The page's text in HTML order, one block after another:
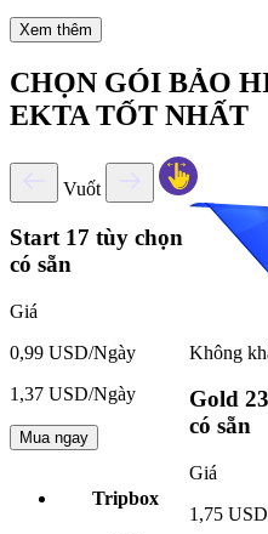
Xem thêm
CHỌN GÓI BẢO
EKTA TỐT NHẤT
Vuốt
Start 17 tùy chọn
có sẵn
Giá
0,99 USD/Ngày
1,37 USD/Ngày
Mua ngay
Tripbox
Không
Gold
có sẵn
Giá
1,75